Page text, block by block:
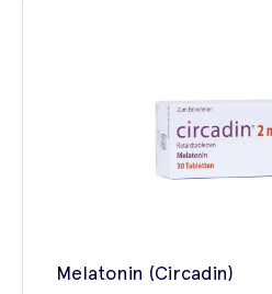
Melatonin (Circadin)